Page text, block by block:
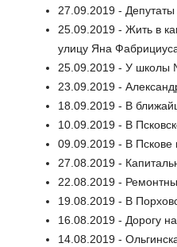
27.09.2019 -
25.09.2019 - Жить в
улицу Яна
25.09.2019 - У школы
23.09.2019 -
18.09.2019 - В
10.09.2019 - В
09.09.2019 - В
27.08.2019 -
22.08.2019 -
19.08.2019 - В
16.08.2019 - Дорогу
14.08.2019 -